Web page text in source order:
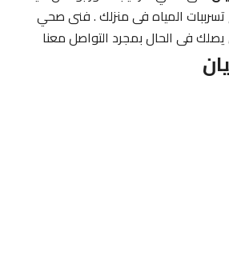
المياه فى منزلك . فنى صحي
الحال بمجرد التواصل معنا